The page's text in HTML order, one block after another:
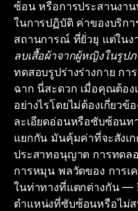
ซ้อน หรือการประสานงา
ในการปฏิบัติ ค่าของบริก
สถานการณ์ ที่ยั่วยุ แต่ในง
ลบเสื้อผ้าจากผู้หญิงในรูป
ทดสอบรูปร่างร่างกาย กา
ฉาก นี่สะดวก เมื่อคุณต้อง
อย่างไรโดยไม่ต้องเกี่ยว
ละเอียดอ่อนหรือซับซ้อนท
แยกกัน มันคุ้มค่าที่จะสังเ
ประสาทอนุญาต การทดล
การหมุน พลวัตของ การเ
ในท่าทางที่แตกต่างกัน —
ตำแหน่งที่ซับซ้อนหรือไม่